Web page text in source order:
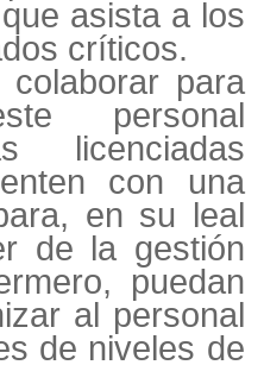
asista a los
críticos.
para
personal
licenciadas
con una
en su leal
de la gestión
puedan
al personal
de niveles de